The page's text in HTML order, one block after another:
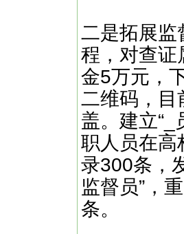
二是拓展监
程，对查证
金5万元，
二维码，目
盖。建立
职人员在高
录300条，
监督员”，
条。